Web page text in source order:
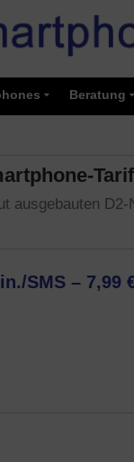
Beratung
ausgebauten
SMS – 7,99